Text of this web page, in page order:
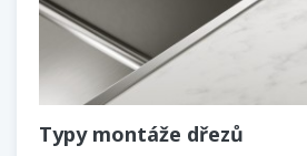
Typy montáže dřezů